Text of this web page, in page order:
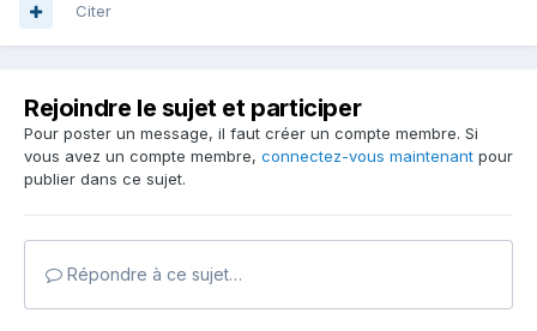
Citer
Rejoindre le sujet et participer
Pour poster un message, il faut créer un compte membre. Si
vous avez un compte membre, connectez-vous maintenant pour
publier dans ce sujet.
Répondre à ce sujet…